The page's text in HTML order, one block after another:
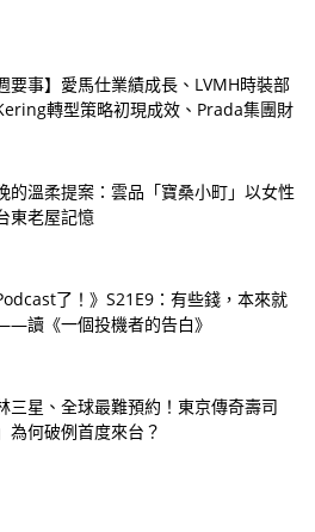
要事】愛馬仕業績成長、LVMH時裝部
轉型策略初現成效、Prada集團財
的溫柔提案：雲品「寶桑小町」以女性
東老屋記憶
了！》S21E9：有些錢，本來就
讀《一個投機者的告白》
三星、全球最難預約！東京傳奇壽司
為何破例首度來台？